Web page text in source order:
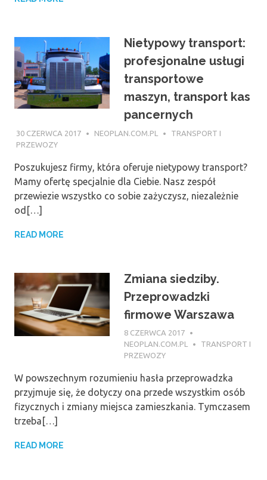
Nietypowy transport:
profesjonalne usługi
transportowe
maszyn, transport kas
pancernych
30 CZERWCA 2017 NEOPLAN.COM.PL
TRANSPORT I
PRZEWOZY
Poszukujesz firmy, która oferuje nietypowy transport?
Mamy ofertę specjalnie dla Ciebie. Nasz zespół
przewiezie wszystko co sobie zażyczysz, niezależnie
od[…]
READ MORE
Zmiana siedziby.
Przeprowadzki
firmowe Warszawa
8 CZERWCA 2017
NEOPLAN.COM.PL
TRANSPORT I
PRZEWOZY
W powszechnym rozumieniu hasła przeprowadzka
przyjmuje się, że dotyczy ona przede wszystkim osób
fizycznych i zmiany miejsca zamieszkania. Tymczasem
trzeba[…]
READ MORE